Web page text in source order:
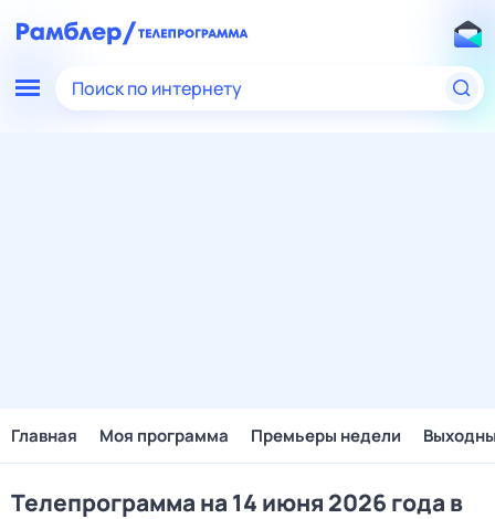
Поиск по интернету
Главная Моя программа Премьеры недели
Телепрограмма на 14 июня 2026 года в